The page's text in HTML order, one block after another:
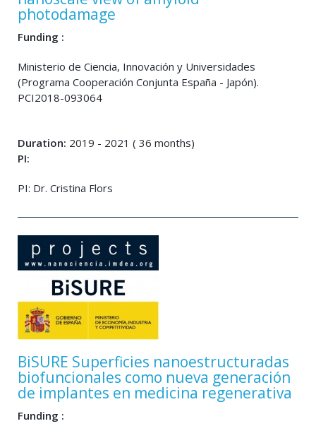
photodamage
Funding :
Ministerio de Ciencia, Innovación y Universidades
(Programa Cooperación Conjunta España - Japón).
PCI2018-093064
Duration: 2019 - 2021 ( 36 months)
PI:
PI: Dr. Cristina Flors
BiSURE Superficies nanoestructuradas
biofuncionales como nueva generación
de implantes en medicina regenerativa
Funding :